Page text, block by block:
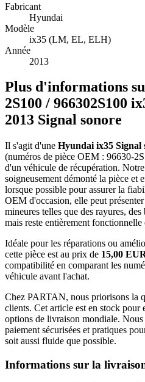
Fabricant
Hyundai
Modèle
ix35 (LM, EL, ELH)
Année
2013
Plus d'informations
2S100 / 966302S100
2013 Signal sonore
Il s'agit d'une Hyundai ix35 Signal
(numéros de pièce OEM : 96630-
d'un véhicule de récupération.
soigneusement démonté la pièce et
lorsque possible pour assurer la
OEM d'occasion, elle peut
mineures telles que des rayures,
mais reste entièrement
Idéale pour les réparations ou
cette pièce est au prix de 15,00
compatibilité en comparant les
véhicule avant l'achat.
Chez PARTAN, nous priorisons la
clients. Cet article est en stock pour
options de livraison mondiale.
paiement sécurisées et pratiques
soit aussi fluide que possible.
Informations sur la